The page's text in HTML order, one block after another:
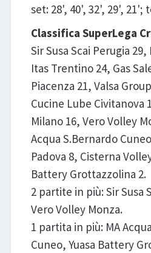
set: 28', 40', 32', 29', 21';
Classifica SuperLega
Sir Susa Scai Perugia
Itas Trentino 24, Gas
Piacenza 21, Valsa
Cucine Lube Civitanova
Milano 16, Vero Volley
Acqua S.Bernardo
Padova 8, Cisterna
Battery Grottazzolina 2.
2 partite in più: Sir Susa
Vero Volley Monza.
1 partita in più: MA
Cuneo, Yuasa Battery